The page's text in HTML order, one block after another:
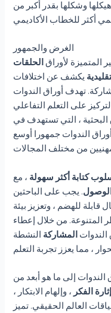
وشكلها بقدر أكبر من
الغرض والجمهور
المتميزة لأوراق الحلقات
يكشف عن اختلافات
تهدف أوراق الندوات
على التعلم التفاعلي
، التي تستهدف في
أوراق الندوات جمهورا أوسع
كتابة أكثر سهولة ، مع
. يجب على الباحثين
للهضم ، وتعزيز بيئة
المتنوعة. من خلال إعطاء
الندوات المشاركة النشطة
إلى ما هو أبعد من
إثارة الفكر ، وإلهام الابتكار ،
العالم الحقيقي. تميز